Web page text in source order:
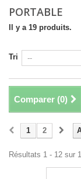
PORTABLE
Il y a 19 produits.
Tri
Comparer (0)
1 2
Résultats 1 - 12 sur